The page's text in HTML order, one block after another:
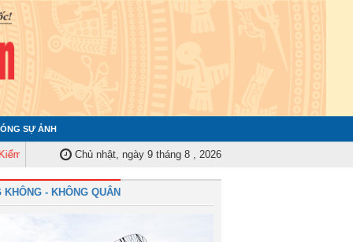
SỰ ẢNH
ủy Trung ương tập huấn nghiệp vụ công tác kiểm tra, giám sát năm
Chủ nhật, ngày 9 tháng 8 , 2026
- KHÔNG QUÂN